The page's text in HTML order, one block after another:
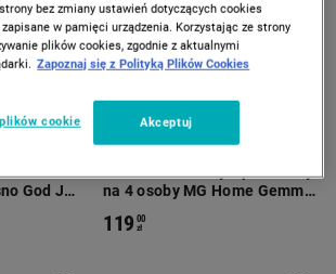
God Jul,
na 4 osoby MG Home Gemma
119 00
zł
bez zmiany ustawień dotyczących cookies
zapisane w pamięci urządzenia. Korzystając ze strony
plików cookies, zgodnie z aktualnymi
Zapoznaj się z Polityką Plików Cookies
cookie Akceptuj